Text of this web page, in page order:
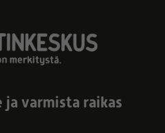
varmista raikas